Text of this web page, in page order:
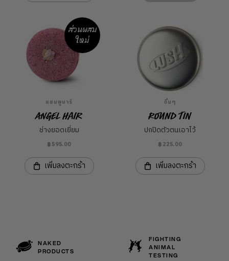
ส่วนผสม
ใหม่
แชมพูบาร์
Angel Hair
ช่างยอดเยี่ยม
฿595.00
เพิ่มลงตะกร้า
อื่นๆ
Round Tin
ปกปิดตัวตนเอาไว้
฿225.00
เพิ่มลงตะกร้า
NAKED
PRODUCTS
FIGHTING
ANIMAL
TESTING